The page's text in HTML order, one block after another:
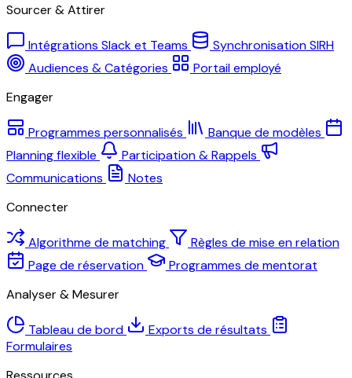
Sourcer & Attirer
Intégrations Slack et Teams
Synchronisation SIRH
Audiences & Catégories
Portail employé
Engager
Programmes personnalisés
Banque de modèles
Planning flexible
Participation & Rappels
Communications
Notes
Connecter
Algorithme de matching
Règles de mise en relation
Page de réservation
Programmes de mentorat
Analyser & Mesurer
Tableau de bord
Exports de résultats
Formulaires